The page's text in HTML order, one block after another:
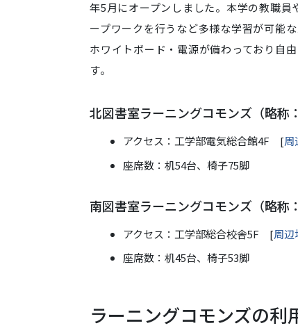
年5月にオープンしました。本学の教職員
ープワークを行うなど多様な学習が可能
ホワイトボード・電源が備わっており自
す。
北図書室ラーニングコモンズ （略称
アクセス：工学部電気総合館4F [周
座席数：机54台、椅子75脚
南図書室ラーニングコモンズ（略称
アクセス：工学部総合校舎5F [周辺
座席数：机45台、椅子53脚
ラーニングコモンズの利